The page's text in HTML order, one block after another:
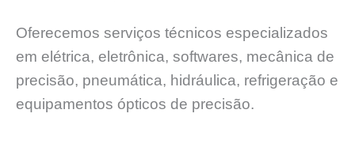
Oferecemos serviços técnicos especializados
em elétrica, eletrônica, softwares, mecânica de
precisão, pneumática, hidráulica, refrigeração e
equipamentos ópticos de precisão.